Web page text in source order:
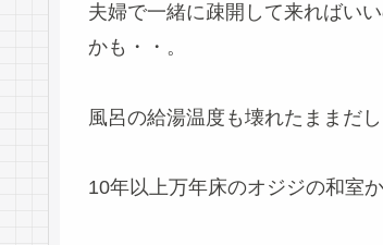
夫婦で一緒に疎開して来ればい
かも・・。
風呂の給湯温度も壊れたままだ
10年以上万年床のオジジの和室